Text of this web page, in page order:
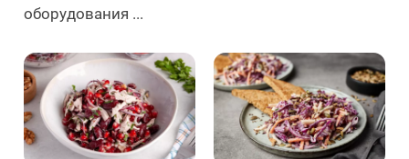
оборудования ...